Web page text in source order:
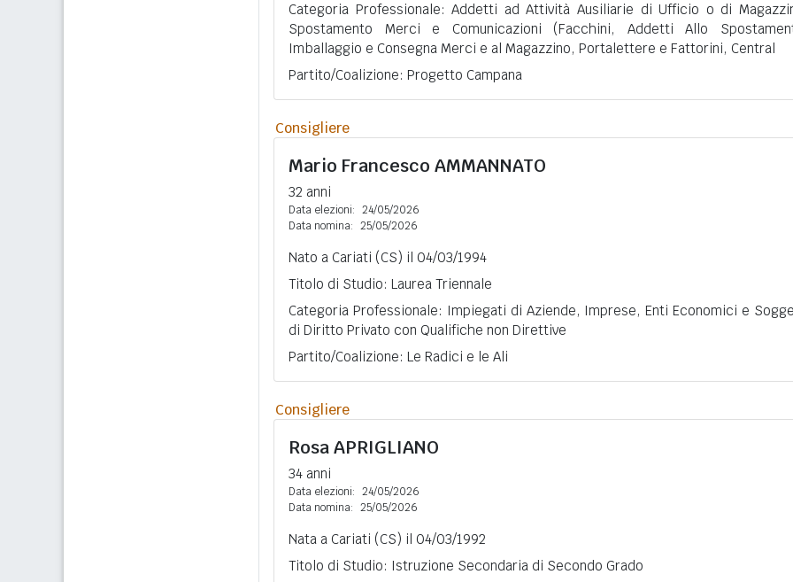
Categoria Professionale: Addetti ad Attività Ausiliarie di Ufficio o di
Spostamento Merci e Comunicazioni (Facchini, Addetti Allo
Imballaggio e Consegna Merci e al Magazzino, Portalettere e Fattorini, Central
Partito/Coalizione: Progetto Campana
Consigliere
Mario Francesco AMMANNATO
32 anni
Data elezioni: 24/05/2026
Data nomina: 25/05/2026
Nato a Cariati (CS) il 04/03/1994
Titolo di Studio: Laurea Triennale
Categoria Professionale: Impiegati di Aziende, Imprese, Enti Economici e
di Diritto Privato con Qualifiche non Direttive
Partito/Coalizione: Le Radici e le Ali
Consigliere
RosaAPRIGLIANO
34 anni
Data elezioni: 24/05/2026
Data nomina: 25/05/2026
Nata a Cariati (CS) il 04/03/1992
Titolo di Studio: Istruzione Secondaria di Secondo Grado